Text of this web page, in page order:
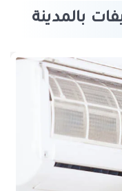
بالمدينة